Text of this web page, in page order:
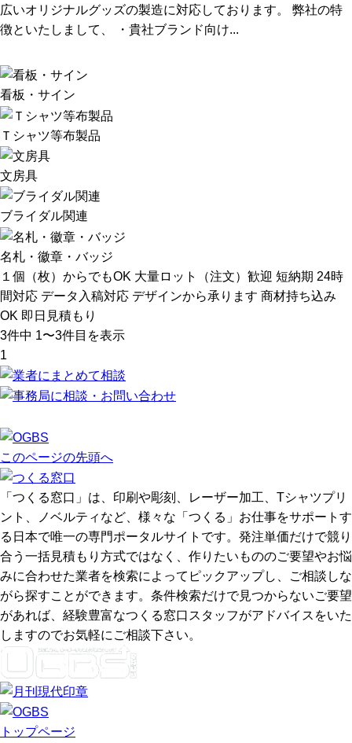
広いオリジナルグッズの製造に対応しております。 弊社の特
徴といたしまして、 ・貴社ブランド向け...
看板・サイン
Ｔシャツ等布製品
文房具
ブライダル関連
名札・徽章・バッジ
１個（枚）からでもOK 大量ロット（注文）歓迎 短納期 24時
間対応 データ入稿対応 デザインから承ります 商材持ち込み
OK 即日見積もり
3件中 1〜3件目を表示
1
このページの先頭へ
「つくる窓口」は、印刷や彫刻、レーザー加工、Tシャツプリ
ント、ノベルティなど、様々な「つくる」お仕事をサポートす
る日本で唯一の専門ポータルサイトです。発注単価だけで競り
合う一括見積もり方式ではなく、作りたいもののご要望やお悩
みに合わせた業者を検索によってピックアップし、ご相談しな
がら探すことができます。条件検索だけで見つからないご要望
があれば、経験豊富なつくる窓口スタッフがアドバイスをいた
しますのでお気軽にご相談下さい。
トップページ